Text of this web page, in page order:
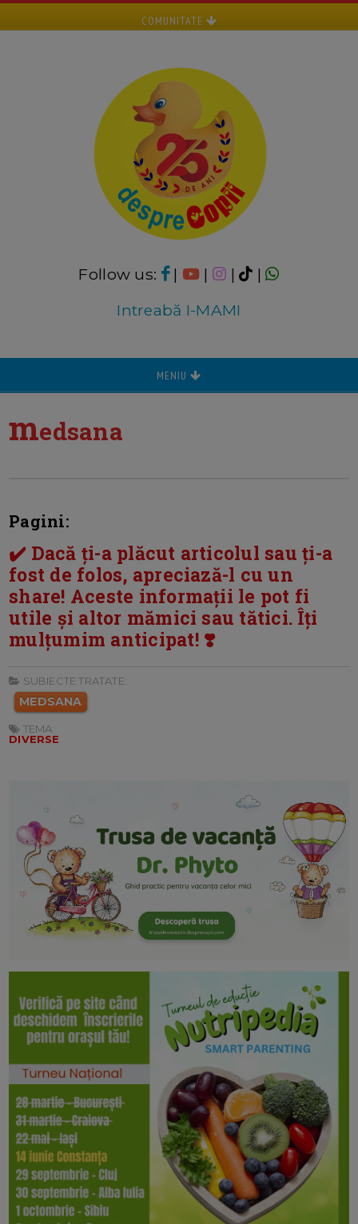
COMUNITATE
Follow us: | | |
|
Intreabă I-MAMI
MENIU
medsana
Pagini:
✔️ Dacă ți-a plăcut articolul sau ți-a
fost de folos, apreciază-l cu un
share! Aceste informații le pot fi
utile și altor mămici sau tătici. Îți
mulțumim anticipat! ❣️
SUBIECTE TRATATE:
MEDSANA
TEMA:
DIVERSE